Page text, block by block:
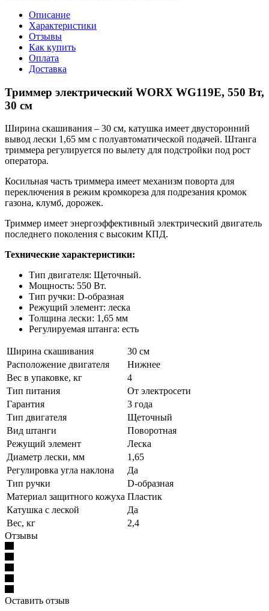
Описание
Характеристики
Отзывы
Как купить
Оплата
Доставка
Триммер электрический WORX WG119E, 550 Вт,
30 см
Ширина скашивания – 30 см, катушка имеет двусторонний
вывод лески 1,65 мм с полуавтоматической подачей. Штанга
триммера регулируется по вылету для подстройки под рост
оператора.
Косильная часть триммера имеет механизм поворта для
переключения в режим кромкореза для подрезания кромок
газона, клумб, дорожек.
Триммер имеет энергоэффективный электрический двигатель
последнего поколения с высоким КПД.
Технические характеристики:
Тип двигателя: Щеточный.
Мощность: 550 Вт.
Тип ручки: D-образная
Режущий элемент: леска
Толщина лески: 1,65 мм
Регулируемая штанга: есть
Ширина скашивания
30 см
Расположение двигателя
Нижнее
Вес в упаковке, кг
4
Тип питания
От электросети
Гарантия
3 года
Тип двигателя
Щеточный
Вид штанги
Поворотная
Режущий элемент
Леска
Диаметр лески, мм
1,65
Регулировка угла наклона
Да
Тип ручки
D-образная
Материал защитного кожуха Пластик
Катушка с леской
Да
Вес, кг
2,4
Отзывы
Оставить отзыв